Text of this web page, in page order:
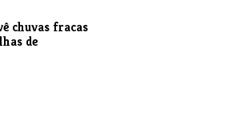
chuvas fracas
de